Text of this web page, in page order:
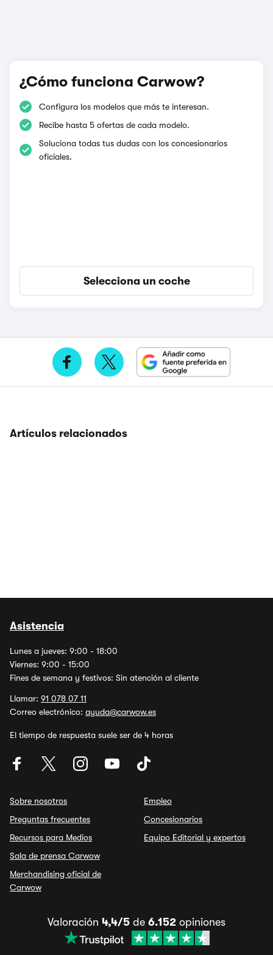
¿Cómo funciona Carwow?
Configura los modelos que más te interesan.
Recibe hasta 5 ofertas de cada modelo.
Soluciona todas tus dudas con los concesionarios
oficiales.
Selecciona un coche
Artículos relacionados
Asistencia
Lunes a jueves: 9:00 - 18:00
Viernes: 9:00 - 15:00
Fines de semana y festivos: Sin atención al cliente
Llamar: 91 078 07 11
Correo electrónico: ayuda@carwow.es
El tiempo de respuesta suele ser de 4 horas
Sobre nosotros
Preguntas frecuentes
Recursos para Medios
Sala de prensa Carwow
Merchandising oficial de
Carwow
Empleo
Concesionarios
Equipo Editorial y expertos
Valoración 4,4/5 de 6.152 opiniones